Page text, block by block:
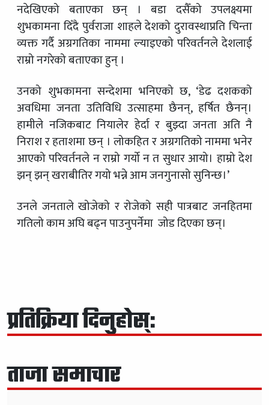
नदेखिएको बताएका छन् । बडा दसैँको उपलक्ष्यमा
शुभकामना दिँदै पुर्वराजा शाहले देशको दुरावस्थाप्रति चिन्ता
व्यक्त गर्दै अग्रगतिका नाममा ल्याइएको परिवर्तनले देशलाई
राम्रो नगरेको बताएका हुन् ।
उनको शुभकामना सन्देशमा भनिएको छ, ‘डेढ दशकको
अवधिमा जनता उतिविधि उत्साहमा छैनन्, हर्षित छैनन्।
हामीले नजिकबाट नियालेर हेर्दा र बुझ्दा जनता अति नै
निराश र हताशमा छन् । लोकहित र अग्रगतिको नाममा भनेर
आएको परिवर्तनले न राम्रो गर्यो न त सुधार आयो। हाम्रो देश
झन् झन् खराबीतिर गयो भन्ने आम जनगुनासो सुनिन्छ।’
उनले जनताले खोजेको र रोजेको सही पात्रबाट जनहितमा
गतिलो काम अघि बढ्न पाउनुपर्नेमा जोड दिएका छन्।
प्रतिक्रिया दिनुहोस्:
ताजा समाचार